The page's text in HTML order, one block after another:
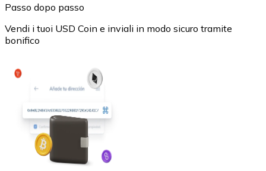
LTC
Passo dopo passo
Vendi i tuoi USD Coin e inviali in modo sicuro tramite
bonifico